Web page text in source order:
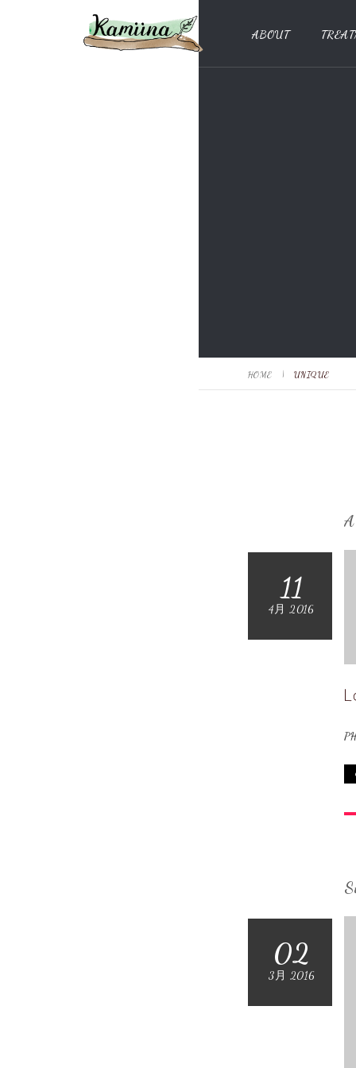
ABOUT
HOME UNIQUE
11
4月 2016
02
3月 2016